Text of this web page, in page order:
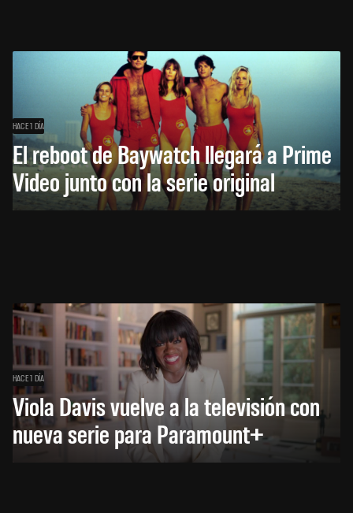
HACE 1 DÍA
El reboot de Baywatch llegará a Prime
Video junto con la serie original
HACE 1 DÍA
Viola Davis vuelve a la televisión con
nueva serie para Paramount+